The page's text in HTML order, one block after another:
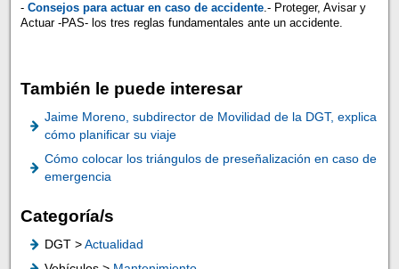
- Consejos para actuar en caso de accidente.- Proteger, Avisar y
Actuar -PAS- los tres reglas fundamentales ante un accidente.
También le puede interesar
Jaime Moreno, subdirector de Movilidad de la DGT, explica
cómo planificar su viaje
Cómo colocar los triángulos de preseñalización en caso de
emergencia
Categoría/s
DGT >Actualidad